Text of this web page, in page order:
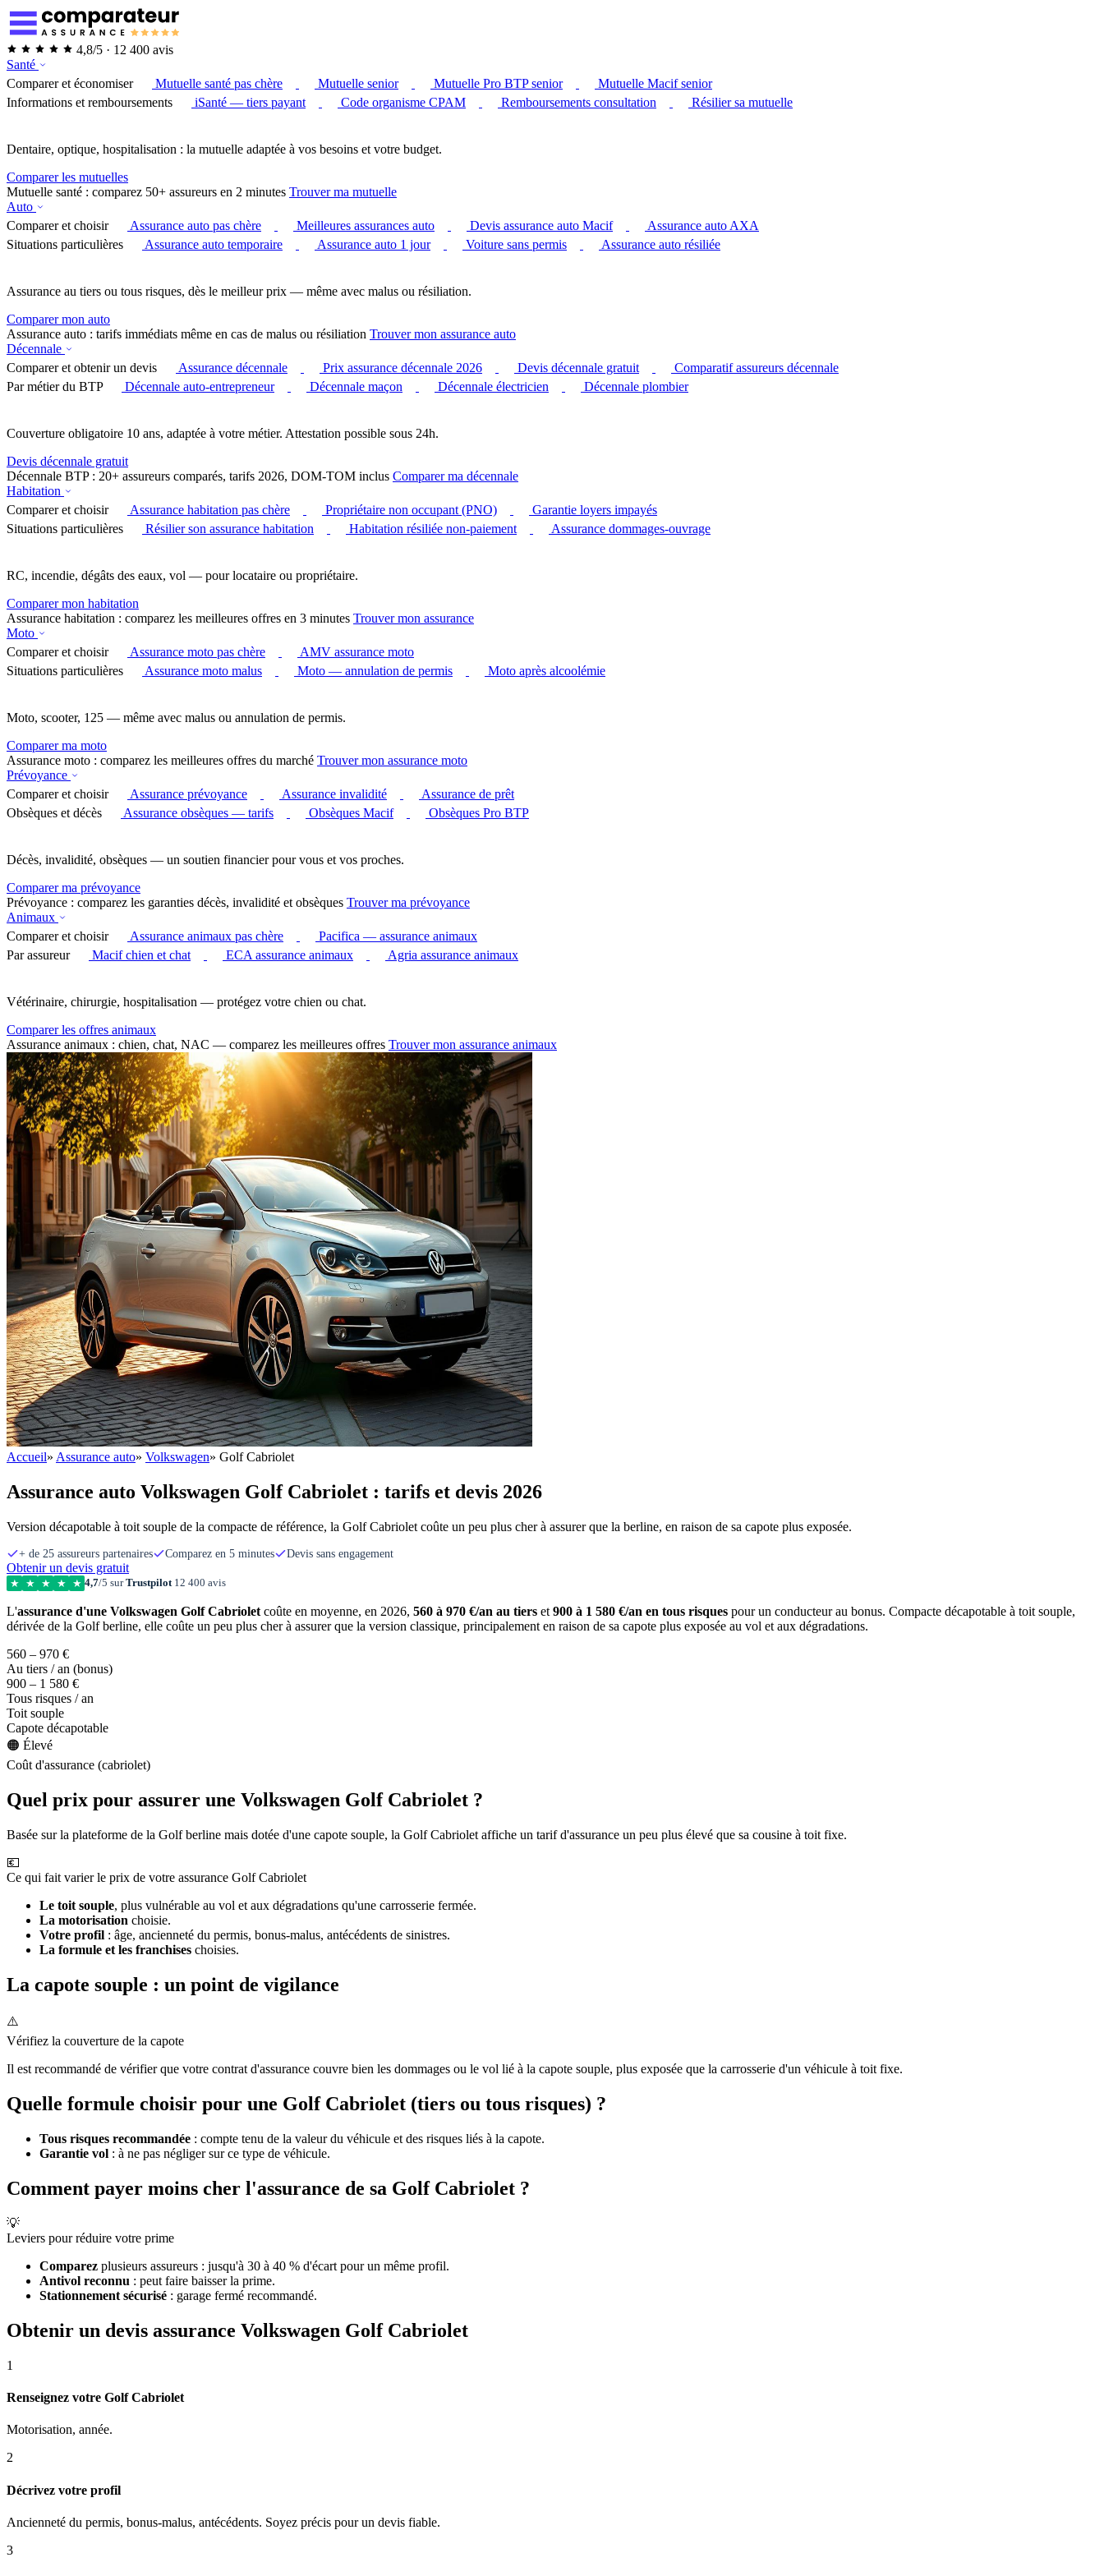
4,8/5 · 12 400 avis
Santé
Comparer et économiser
Mutuelle santé pas chère Mutuelle senior Mutuelle Pro BTP senior
Mutuelle Macif senior
Informations et remboursements
iSanté — tiers payant Code organisme CPAM Remboursements consultation Résilier sa mutuelle
Dentaire, optique, hospitalisation : la mutuelle adaptée à vos besoins et votre budget.
Comparer les mutuelles
Mutuelle santé : comparez 50+ assureurs en 2 minutes Trouver ma mutuelle
Auto
Comparer et choisir
Assurance auto pas chère Meilleures assurances auto Devis assurance auto Macif
Assurance auto AXA
Situations particulières
Assurance auto temporaire Assurance auto 1 jour Voiture sans permis Assurance auto résiliée
Assurance au tiers ou tous risques, dès le meilleur prix — même avec malus ou résiliation.
Comparer mon auto
Assurance auto : tarifs immédiats même en cas de malus ou résiliation Trouver mon assurance auto
Décennale
Comparer et obtenir un devis
Assurance décennale Prix assurance décennale 2026 Devis décennale gratuit
Comparatif assureurs décennale
Par métier du BTP
Décennale auto-entrepreneur Décennale maçon Décennale électricien Décennale plombier
Couverture obligatoire 10 ans, adaptée à votre métier. Attestation possible sous 24h.
Devis décennale gratuit
Décennale BTP : 20+ assureurs comparés, tarifs 2026, DOM-TOM inclus Comparer ma décennale
Habitation
Comparer et choisir
Assurance habitation pas chère Propriétaire non occupant (PNO)
Garantie loyers impayés
Situations particulières
Résilier son assurance habitation Habitation résiliée non-paiement Assurance dommages-ouvrage
RC, incendie, dégâts des eaux, vol — pour locataire ou propriétaire.
Comparer mon habitation
Assurance habitation : comparez les meilleures offres en 3 minutes Trouver mon assurance
Moto
Comparer et choisir
Assurance moto pas chère
AMV assurance moto
Situations particulières
Assurance moto malus Moto — annulation de permis Moto après alcoolémie
Moto, scooter, 125 — même avec malus ou annulation de permis.
Comparer ma moto
Assurance moto : comparez les meilleures offres du marché Trouver mon assurance moto
Prévoyance
Comparer et choisir
Assurance prévoyance Assurance invalidité
Assurance de prêt
Obsèques et décès
Assurance obsèques — tarifs Obsèques Macif Obsèques Pro BTP
Décès, invalidité, obsèques — un soutien financier pour vous et vos proches.
Comparer ma prévoyance
Prévoyance : comparez les garanties décès, invalidité et obsèques Trouver ma prévoyance
Animaux
Comparer et choisir
Assurance animaux pas chère
Pacifica — assurance animaux
Par assureur
Macif chien et chat ECA assurance animaux Agria assurance animaux
Vétérinaire, chirurgie, hospitalisation — protégez votre chien ou chat.
Comparer les offres animaux
Assurance animaux : chien, chat, NAC — comparez les meilleures offres Trouver mon assurance animaux
Accueil» Assurance auto» Volkswagen» Golf Cabriolet
Assurance auto Volkswagen Golf Cabriolet : tarifs et devis 2026
Version décapotable à toit souple de la compacte de référence, la Golf Cabriolet coûte un peu plus cher à assurer que la berline, en raison de sa capote plus exposée.
+ de 25 assureurs partenaires Comparez en 5 minutes Devis sans engagement
Obtenir un devis gratuit
★ ★ ★ ★ ★ 4,7/5 surTrustpilot12 400 avis
L'assurance d'une Volkswagen Golf Cabriolet coûte en moyenne, en 2026, 560 à 970 €/an au tiers et 900 à 1 580 €/an en tous risques pour un conducteur au bonus. Compacte décapotable à toit souple,
dérivée de la Golf berline, elle coûte un peu plus cher à assurer que la version classique, principalement en raison de sa capote plus exposée au vol et aux dégradations.
560 – 970 €
Au tiers / an (bonus)
900 – 1 580 €
Tous risques / an
Toit souple
Capote décapotable
🟠 Élevé
Coût d'assurance (cabriolet)
Quel prix pour assurer une Volkswagen Golf Cabriolet ?
Basée sur la plateforme de la Golf berline mais dotée d'une capote souple, la Golf Cabriolet affiche un tarif d'assurance un peu plus élevé que sa cousine à toit fixe.
💶
Ce qui fait varier le prix de votre assurance Golf Cabriolet
Le toit souple, plus vulnérable au vol et aux dégradations qu'une carrosserie fermée.
La motorisation choisie.
Votre profil : âge, ancienneté du permis, bonus-malus, antécédents de sinistres.
La formule et les franchises choisies.
La capote souple : un point de vigilance
⚠️
Vérifiez la couverture de la capote
Il est recommandé de vérifier que votre contrat d'assurance couvre bien les dommages ou le vol lié à la capote souple, plus exposée que la carrosserie d'un véhicule à toit fixe.
Quelle formule choisir pour une Golf Cabriolet (tiers ou tous risques) ?
Tous risques recommandée : compte tenu de la valeur du véhicule et des risques liés à la capote.
Garantie vol : à ne pas négliger sur ce type de véhicule.
Comment payer moins cher l'assurance de sa Golf Cabriolet ?
💡
Leviers pour réduire votre prime
Comparez plusieurs assureurs : jusqu'à 30 à 40 % d'écart pour un même profil.
Antivol reconnu : peut faire baisser la prime.
Stationnement sécurisé : garage fermé recommandé.
Obtenir un devis assurance Volkswagen Golf Cabriolet
1
Renseignez votre Golf Cabriolet
Motorisation, année.
2
Décrivez votre profil
Ancienneté du permis, bonus-malus, antécédents. Soyez précis pour un devis fiable.
3